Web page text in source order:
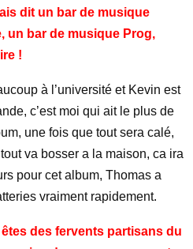
dit un bar de musique
un bar de musique Prog,
!
à l’université et Kevin est
c’est moi qui ait le plus de
une fois que tout sera calé,
va bosser a la maison, ca ira
pour cet album, Thomas a
vraiment rapidement.
des fervents partisans du